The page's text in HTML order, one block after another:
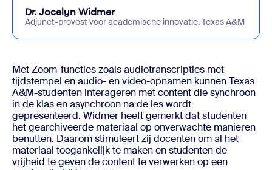
Dr. Jocelyn Widmer
Adjunct-provost voor academische innovatie, Texas A&M
Met Zoom-functies zoals audiotranscripties met
tijdstempel en audio- en video-opnamen kunnen Texas
A&M-studenten interageren met content die synchroon
in de klas en asynchroon na de les wordt
gepresenteerd. Widmer heeft gemerkt dat studenten
het gearchiveerde materiaal op onverwachte manieren
benutten. Daarom stimuleert zij docenten om al het
materiaal toegankelijk te maken en studenten de
vrijheid te geven de content te verwerken op een